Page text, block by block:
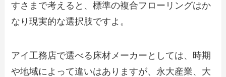
すさまで考えると、標準の複合フローリングはか
なり現実的な選択肢ですよ。
アイ工務店で選べる床材メーカーとしては、時期
や地域によって違いはありますが、永大産業、大